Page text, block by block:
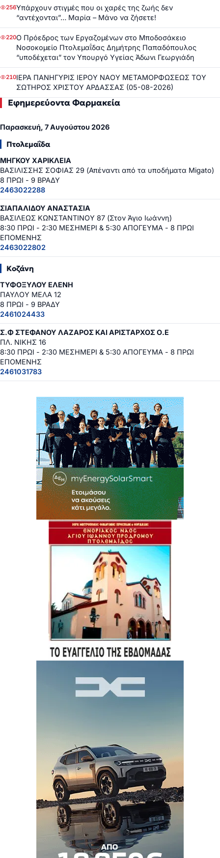
256Υπάρχουν στιγμές που οι χαρές της ζωής δεν
“αντέχονται”… Μαρία – Μάνο να ζήσετε!
220Ο Πρόεδρος των Εργαζομένων στο Μποδοσάκειο
Νοσοκομείο Πτολεμαΐδας Δημήτρης Παπαδόπουλος
“υποδέχεται” τον Υπουργό Υγείας Άδωνι Γεωργιάδη
210ΙΕΡΑ ΠΑΝΗΓΥΡΙΣ ΙΕΡΟΥ ΝΑΟΥ ΜΕΤΑΜΟΡΦΩΣΕΩΣ ΤΟΥ
ΣΩΤΗΡΟΣ ΧΡΙΣΤΟΥ ΑΡΔΑΣΣΑΣ (05-08-2026)
Εφημερεύοντα Φαρμακεία
Παρασκευή, 7 Αυγούστου 2026
Πτολεμαΐδα
ΜΗΓΚΟΥ ΧΑΡΙΚΛΕΙΑ
ΒΑΣΙΛΙΣΣΗΣ ΣΟΦΙΑΣ 29 (Απέναντι από τα υποδήματα Migato)
8 ΠΡΩΙ - 9 ΒΡΑΔΥ
2463022288
ΣΙΑΠΑΛΙΔΟΥ ΑΝΑΣΤΑΣΙΑ
ΒΑΣΙΛΕΩΣ ΚΩΝΣΤΑΝΤΙΝΟΥ 87 (Στον Άγιο Ιωάννη)
8:30 ΠΡΩΙ - 2:30 ΜΕΣΗΜΕΡΙ & 5:30 ΑΠΟΓΕΥΜΑ - 8 ΠΡΩΙ
ΕΠΟΜΕΝΗΣ
2463022802
Κοζάνη
ΤΥΦΟΞΥΛΟΥ ΕΛΕΝΗ
ΠΑΥΛΟΥ ΜΕΛΑ 12
8 ΠΡΩΙ - 9 ΒΡΑΔΥ
2461024433
Σ.Φ ΣΤΕΦΑΝΟΥ ΛΑΖΑΡΟΣ ΚΑΙ ΑΡΙΣΤΑΡΧΟΣ Ο.Ε
ΠΛ. ΝΙΚΗΣ 16
8:30 ΠΡΩΙ - 2:30 ΜΕΣΗΜΕΡΙ & 5:30 ΑΠΟΓΕΥΜΑ - 8 ΠΡΩΙ
ΕΠΟΜΕΝΗΣ
2461031783